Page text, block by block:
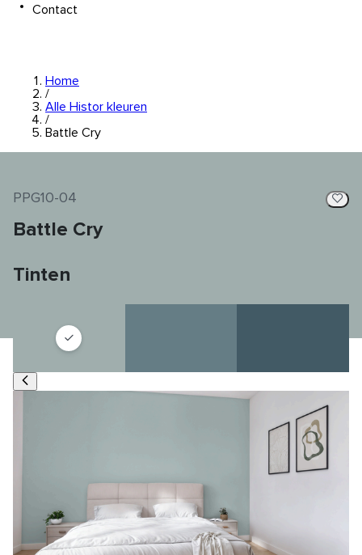
Contact
Home
/
Alle Histor kleuren
/
Battle Cry
PPG10-04
Battle Cry
Tinten